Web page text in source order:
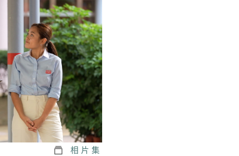
將軍澳南公園｜認
識海綿城市設計｜
公園都能化身成防
洪工具？
政正關你事：運輸
及物流局｜港車北
上＋ 粵車南下
（上）｜香港人自
駕遊熱門之選！
「港車北上」你試
相片集